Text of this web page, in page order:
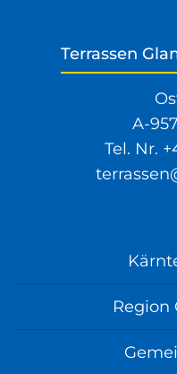
Terrassen
A-
Tel. Nr.
Region